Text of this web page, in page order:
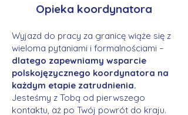
Opieka koordynatora
Wyjazd do pracy za granicę wiąże się z
wieloma pytaniami i formalnościami –
dlatego zapewniamy wsparcie
polskojęzycznego koordynatora na
każdym etapie zatrudnienia.
Jesteśmy z Tobą od pierwszego
kontaktu, aż po Twój powrót do kraju.